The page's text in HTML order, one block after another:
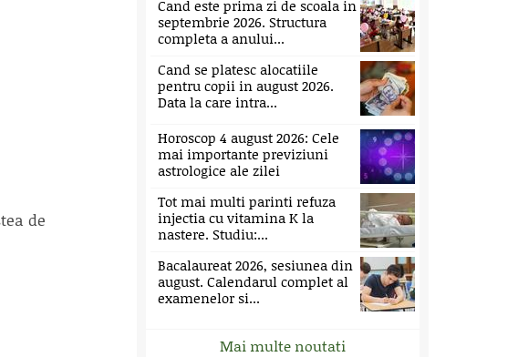
de
Cand este prima zi de scoala in
septembrie 2026. Structura
completa a anului...
Cand se platesc alocatiile
pentru copii in august 2026.
Data la care intra...
Horoscop 4 august 2026: Cele
mai importante previziuni
astrologice ale zilei
Tot mai multi parinti refuza
injectia cu vitamina K la
nastere. Studiu:...
Bacalaureat 2026, sesiunea din
august. Calendarul complet al
examenelor si...
Mai multe noutati